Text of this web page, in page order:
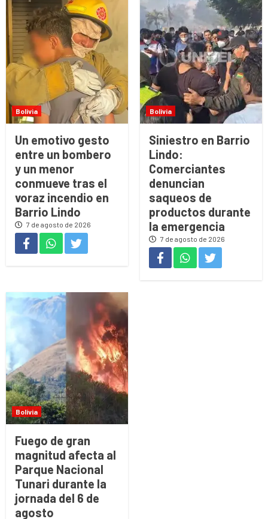
Bolivia
Un emotivo gesto
entre un bombero
y un menor
conmueve tras el
voraz incendio en
Barrio Lindo
7 de agosto de 2026
Bolivia
Siniestro en Barrio
Lindo:
Comerciantes
denuncian
saqueos de
productos durante
la emergencia
7 de agosto de 2026
Bolivia
Fuego de gran
magnitud afecta al
Parque Nacional
Tunari durante la
jornada del 6 de
agosto